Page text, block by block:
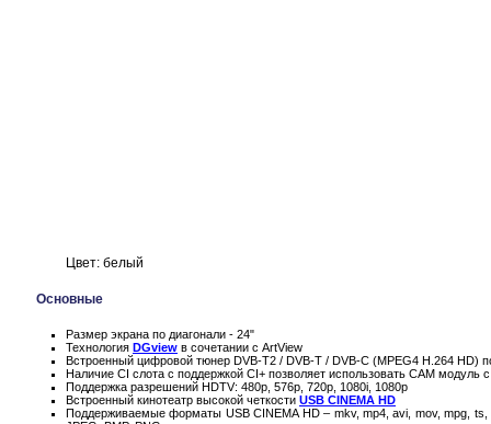
Цвет: белый
Основные
Размер экрана по диагонали - 24"
Технология DGview в сочетании с ArtView
Встроенный цифровой тюнер DVB-T2 / DVB-T / DVB-C (MPEG4 H.264 HD)
Наличие CI слота с поддержкой CI+ позволяет использовать CAM модуль
Поддержка разрешений HDTV: 480p, 576p, 720p, 1080i, 1080p
Встроенный кинотеатр высокой четкости USB CINEMA HD
Поддерживаемые форматы USB CINEMA HD – mkv, mp4, avi, mov, mpg, ts,